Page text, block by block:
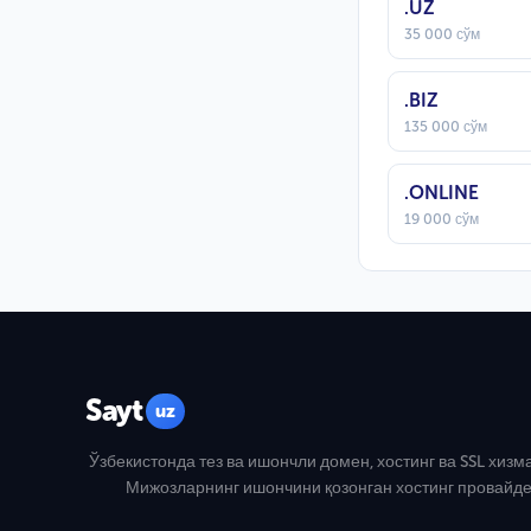
.UZ
35 000 сўм
.BIZ
135 000 сўм
.ONLINE
19 000 сўм
Sayt uz
Ўзбекистонда тез ва ишончли домен, хостинг ва SSL
Мижозларнинг ишончини қозонган хостинг